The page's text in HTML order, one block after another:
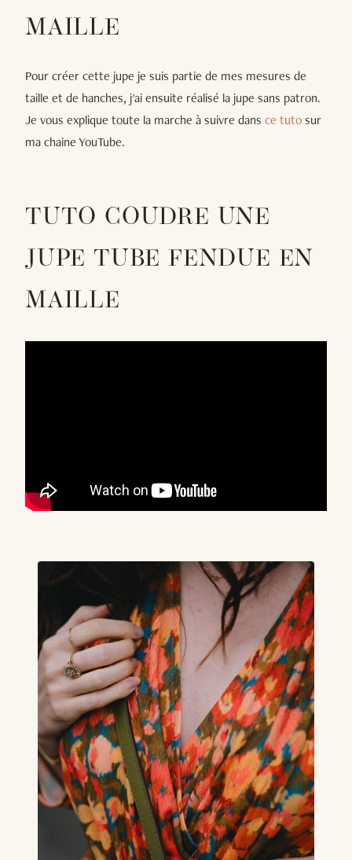
MAILLE
Pour créer cette jupe je suis partie de mes mesures de
taille et de hanches, j'ai ensuite réalisé la jupe sans patron.
Je vous explique toute la marche à suivre dans ce tutosur
ma chaine YouTube.
TUTO COUDRE UNE
JUPE TUBE FENDUE EN
MAILLE